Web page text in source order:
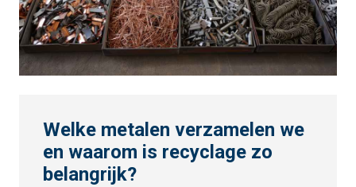
Welke metalen verzamelen we
en waarom is recyclage zo
belangrijk?